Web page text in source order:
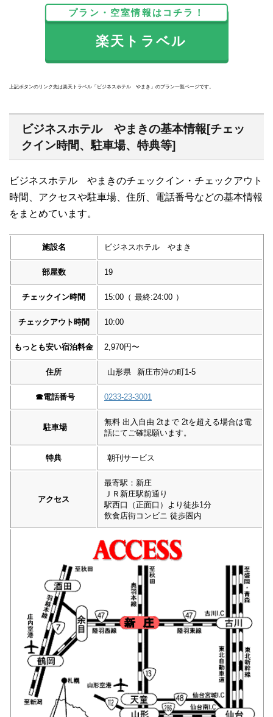
プラン・空室情報はコチラ！
楽天トラベル
上記ボタンのリンク先は楽天トラベル「ビジネスホテル やまき」のプラン一覧ページです。
ビジネスホテル やまきの基本情報[チェッ
クイン時間、駐車場、特典等]
ビジネスホテル やまきのチェックイン・チェックアウト
時間、アクセスや駐車場、住所、電話番号などの基本情報
をまとめています。
施設名 ビジネスホテル やまき
部屋数 19
チェックイン時間 15:00 （ 最終:24:00 ）
チェックアウト時間 10:00
もっとも安い宿泊料金 2,970円〜
住所 山形県 新庄市沖の町1-5
☎︎電話番号 0233-23-3001
駐車場
無料 出入自由 2tまで 2tを超える場合は電
話にてご確認願います。
特典 朝刊サービス
アクセス
最寄駅：新庄
ＪＲ新庄駅前通り
駅西口（正面口）より徒歩1分
飲食店街コンビニ 徒歩圏内